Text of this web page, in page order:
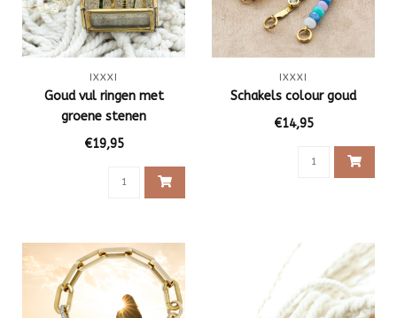
IXXXI
Goud vul ringen met
groene stenen
€19,95
IXXXI
Schakels colour goud
€14,95